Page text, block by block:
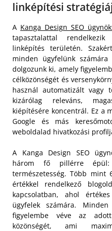
linképítési
A Kanga Design SEO
tapasztalattal
linképítés területén.
minden ügyfelünk
dolgozunk ki, amely
célközönségét és
használ automatizált vagy
kizárólag releváns,
kiépítésére koncentrál. Ez a
Google és más
weboldalad hivatkozási
A Kanga Design SEO
három fő pillérre épül:
természetesség. Több mint
értékkel rendelkező
kapcsolatban, ahol
ügyfelek számára.
figyelembe véve az
közönségét, ami